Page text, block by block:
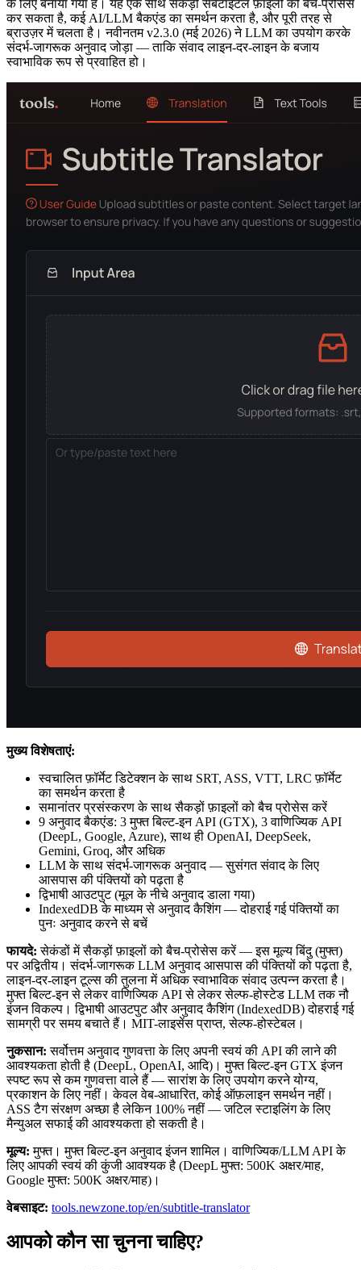
के लिए बनाया गया है। यह एक साथ सैकड़ों सबटाइटल फ़ाइलों को बैच-प्रोसेस
कर सकता है, कई AI/LLM बैकएंड का समर्थन करता है, और पूरी तरह से
ब्राउज़र में चलता है। नवीनतम v2.3.0 (मई 2026) ने LLM का उपयोग करके
संदर्भ-जागरूक अनुवाद जोड़ा — ताकि संवाद लाइन-दर-लाइन के बजाय
स्वाभाविक रूप से प्रवाहित हो।
मुख्य विशेषताएं:
स्वचालित फ़ॉर्मेट डिटेक्शन के साथ SRT, ASS, VTT, LRC फ़ॉर्मेट
का समर्थन करता है
समानांतर प्रसंस्करण के साथ सैकड़ों फ़ाइलों को बैच प्रोसेस करें
9 अनुवाद बैकएंड: 3 मुफ्त बिल्ट-इन API (GTX), 3 वाणिज्यिक API
(DeepL, Google, Azure), साथ ही OpenAI, DeepSeek,
Gemini, Groq, और अधिक
LLM के साथ संदर्भ-जागरूक अनुवाद — सुसंगत संवाद के लिए
आसपास की पंक्तियों को पढ़ता है
द्विभाषी आउटपुट (मूल के नीचे अनुवाद डाला गया)
IndexedDB के माध्यम से अनुवाद कैशिंग — दोहराई गई पंक्तियों का
पुनः अनुवाद करने से बचें
फायदे: सेकंडों में सैकड़ों फ़ाइलों को बैच-प्रोसेस करें — इस मूल्य बिंदु (मुफ्त)
पर अद्वितीय। संदर्भ-जागरूक LLM अनुवाद आसपास की पंक्तियों को पढ़ता है,
लाइन-दर-लाइन टूल्स की तुलना में अधिक स्वाभाविक संवाद उत्पन्न करता है।
मुफ्त बिल्ट-इन से लेकर वाणिज्यिक API से लेकर सेल्फ-होस्टेड LLM तक नौ
इंजन विकल्प। द्विभाषी आउटपुट और अनुवाद कैशिंग (IndexedDB) दोहराई गई
सामग्री पर समय बचाते हैं। MIT-लाइसेंस प्राप्त, सेल्फ-होस्टेबल।
नुकसान: सर्वोत्तम अनुवाद गुणवत्ता के लिए अपनी स्वयं की API की लाने की
आवश्यकता होती है (DeepL, OpenAI, आदि)। मुफ्त बिल्ट-इन GTX इंजन
स्पष्ट रूप से कम गुणवत्ता वाले हैं — सारांश के लिए उपयोग करने योग्य,
प्रकाशन के लिए नहीं। केवल वेब-आधारित, कोई ऑफ़लाइन समर्थन नहीं।
ASS टैग संरक्षण अच्छा है लेकिन 100% नहीं — जटिल स्टाइलिंग के लिए
मैन्युअल सफाई की आवश्यकता हो सकती है।
मूल्य: मुफ्त। मुफ्त बिल्ट-इन अनुवाद इंजन शामिल। वाणिज्यिक/LLM API के
लिए आपकी स्वयं की कुंजी आवश्यक है (DeepL मुफ्त: 500K अक्षर/माह,
Google मुफ्त: 500K अक्षर/माह)।
वेबसाइट: tools.newzone.top/en/subtitle-translator
आपको कौन सा चुनना चाहिए?